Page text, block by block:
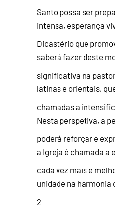
Santo possa ser
intensa, esperança
Dicastério que
saberá fazer deste
significativa na
latinas e orientais,
chamadas a
Nesta perspetiva, a
poderá reforçar e
a Igreja é chamada a
cada vez mais e
unidade na harmonia
2